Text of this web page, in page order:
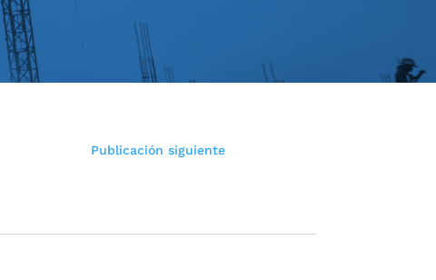
Publicación siguiente